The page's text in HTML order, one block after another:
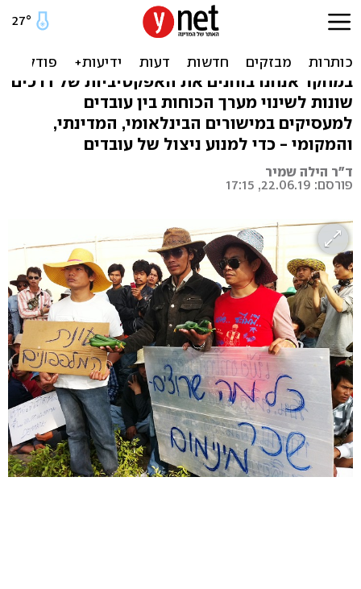
"חוקרים פרטיים": איך
להיאבק בסחר בבני אדם?
במחקר אנחנו בוחנים את האפקטיביות של דרכים
שונות לשינוי מערך הכוחות בין עובדים
למעסיקים במישורים הבינלאומי, המדינתי,
והמקומי - כדי למנוע ניצול של עובדים
ד"ר הילה שמיר
פורסם: 22.06.19, 17:15